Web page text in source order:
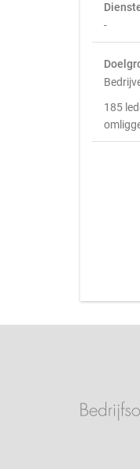
-
185